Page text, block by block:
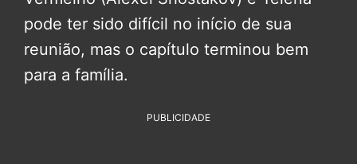
pode ter sido difícil no início de sua
reunião, mas o capítulo terminou bem
para a família.
PUBLICIDADE